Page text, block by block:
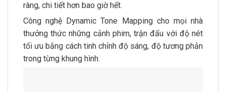
ràng, chi tiết hơn bao giờ hết.
Công nghệ Dynamic Tone Mapping cho mọi nhà
thưởng thức những cảnh phim, trận đấu với độ nét
tối ưu bằng cách tinh chỉnh độ sáng, độ tương phản
trong từng khung hình.